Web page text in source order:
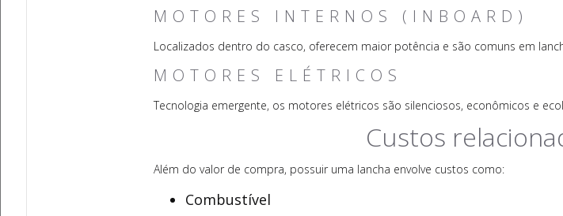
MOTORES INTERNOS (INBOARD)
Localizados dentro do casco, oferecem maior potência e são comuns em
MOTORES ELÉTRICOS
Tecnologia emergente, os motores elétricos são silenciosos, econômicos e
Custos
Além do valor de compra, possuir uma lancha envolve custos como:
Combustível